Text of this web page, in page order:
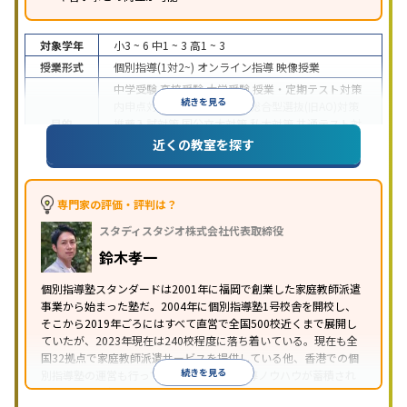
続きを見る
対象学年 小3 ~ 6 中1 ~ 3 高1 ~ 3
授業形式
個別指導(1対2~) オンライン指導映像授業
目的
中学受験高校受験大学受験 授業・定期テスト対策
内申点対策
学習習慣の定着
総合型選抜(旧AO)対策
推薦入試対策国公立大対策私大対策共通テスト対
英検(英語検定)対策漢検(漢字検定)対策
特徴
中高一貫校生に対応授業の振替可能不登校生に対
応
学習にPC・タブレットを利用
科目から受講可能
り
近くの教室を探す
専門家の評価・評判は？
スタディスタジオ株式会社代表取締役
鈴木孝一
個別指導塾スタンダードは2001年に福岡で創業した家庭教師派遣
事業から始まった塾だ。2004年に個別指導塾1号校舎を開校し、
そこから2019年ごろにはすべて直営で全国500校近くまで展開し
ていたが、2023年現在は240校程度に落ち着いている。現在も全
国32拠点で家庭教師派遣サービスを提供している他、香港での個
別指導塾の運営も行っており、汎用的な指導ノウハウが蓄積され
ていることが伺える。
続きを見る